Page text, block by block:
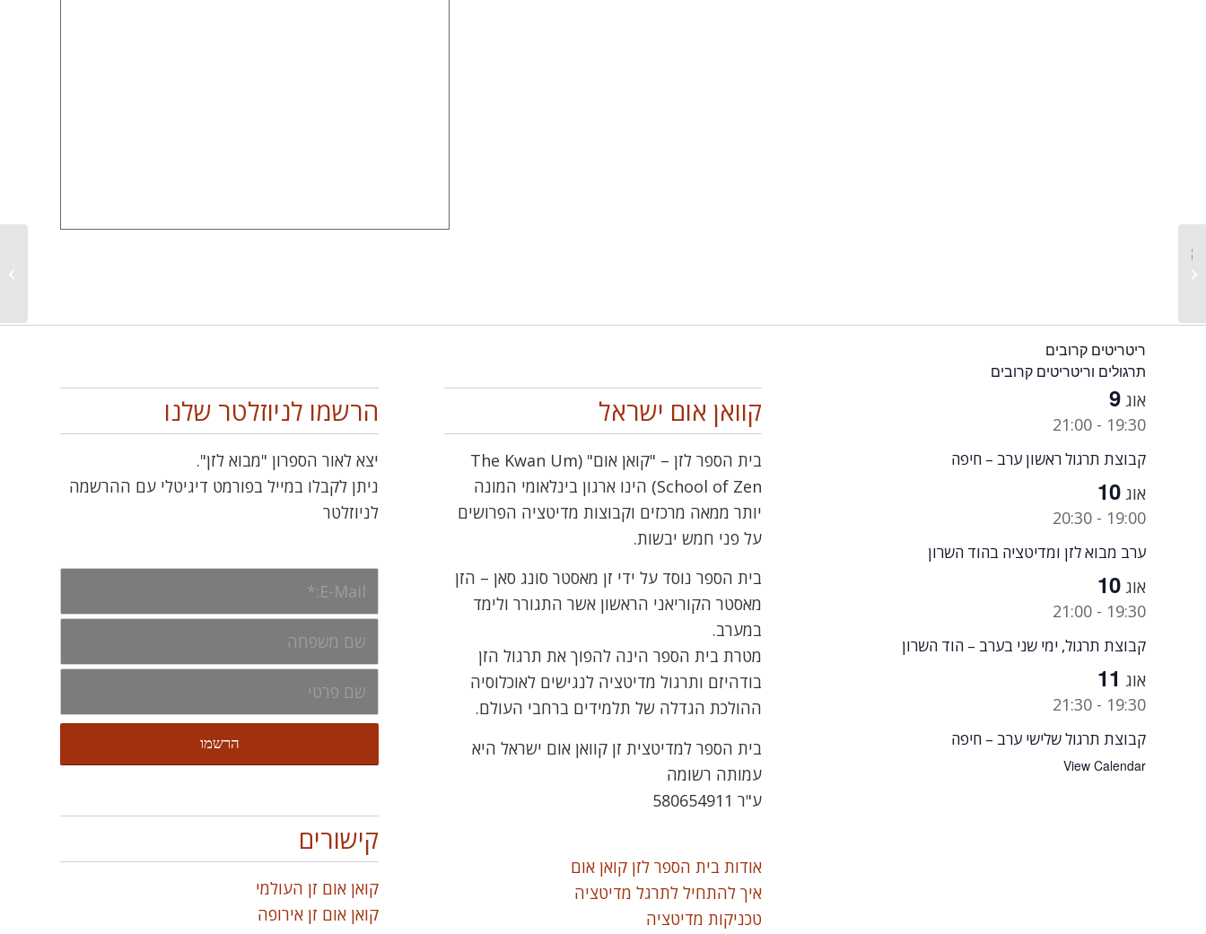
ריטריטים קרובים
תרגולים וריטריטים קרובים
אוג 9
19:30
-
21:00
קבוצת תרגול ראשון ערב – חיפה
אוג 10
19:00
-
20:30
ערב מבוא לזן ומדיטציה בהוד השרון
אוג 10
19:30
-
21:00
קבוצת תרגול, ימי שני בערב – הוד השרון
אוג 11
19:30
-
21:30
קבוצת תרגול שלישי ערב – חיפה
View Calendar
קוואן אום ישראל
בית הספר לזן – "קואן אום" (The Kwan Um
School of Zen) הינו ארגון בינלאומי המונה
יותר ממאה מרכזים וקבוצות מדיטציה הפרושים
על פני חמש יבשות.
בית הספר נוסד על ידי זן מאסטר סונג סאן – הזן
מאסטר הקוריאני הראשון אשר התגורר ולימד
במערב.
מטרת בית הספר הינה להפוך את תרגול הזן
בודהיזם ותרגול מדיטציה לנגישים לאוכלוסיה
ההולכת הגדלה של תלמידים ברחבי העולם.
בית הספר למדיטצית זן קוואן אום ישראל היא
עמותה רשומה
ע"ר 580654911
אודות בית הספר לזן קואן אום
איך להתחיל לתרגל מדיטציה
טכניקות מדיטציה
הרשמו לניוזלטר שלנו
יצא לאור הספרון "מבוא לזן".
ניתן לקבלו במייל בפורמט דיגיטלי עם ההרשמה
לניוזלטר
קישורים
קואן אום זן העולמי
קואן אום זן אירופה
חיפה